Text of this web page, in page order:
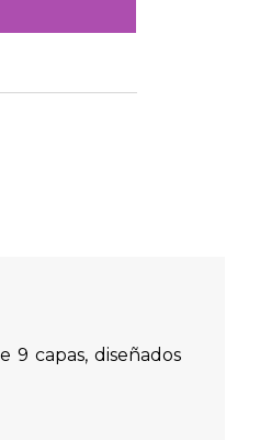
capas, diseñados